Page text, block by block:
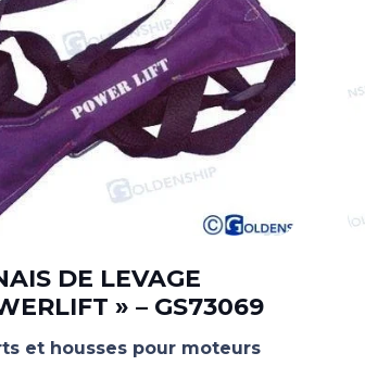
DE LEVAGE
» – GS73069
et housses pour moteurs